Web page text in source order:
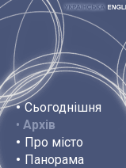
• Сьогоднішня
• Архів
• Про місто
• Панорама